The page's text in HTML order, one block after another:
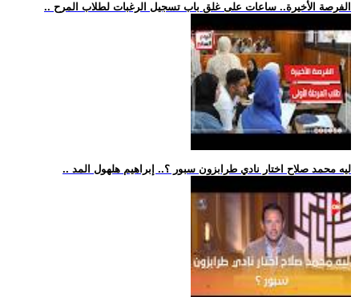
.. الفرصة الأخيرة.. ساعات على غلق باب تسجيل الرغبات لطلاب المرح
.. ليه محمد صلاح اختار نادي طرابزون سبور ؟.. إبراهيم هلهول المد